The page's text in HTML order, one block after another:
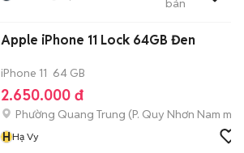
bán
Apple iPhone 11 Lock 64GB Đen
iPhone 11 64 GB
2.650.000 đ
Phường Quang Trung (P. Quy Nhơn Nam mới)
HHạ Vy